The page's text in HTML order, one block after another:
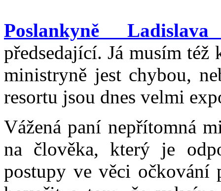
Poslankyně
předsedající. Já musím též
ministryně jest chybou,
resortu jsou dnes velmi
Vážená paní nepřítomná
na člověka, který je
postupy ve věci očkování